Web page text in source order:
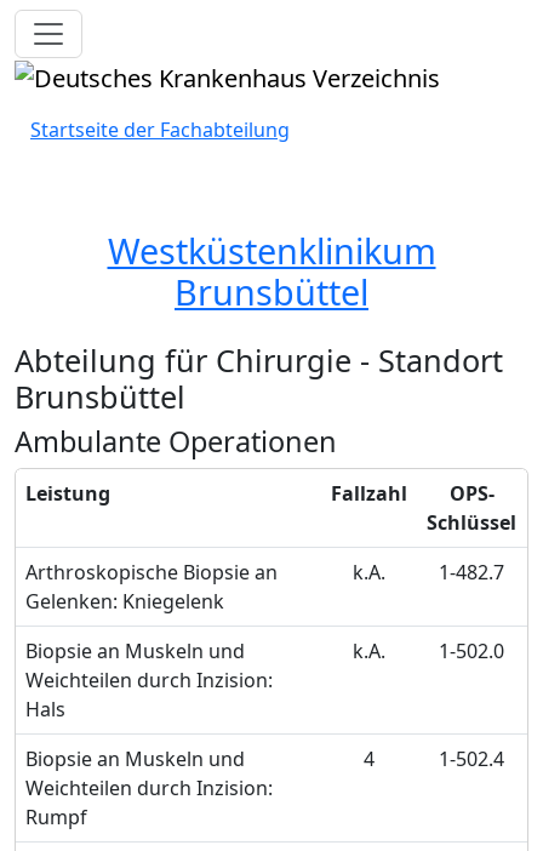
Toggle navigation
Startseite der Fachabteilung
Westküstenklinikum
Brunsbüttel
Abteilung für Chirurgie - Standort
Brunsbüttel
Ambulante Operationen
Leistung Fallzahl
OPS-
Schlüssel
Arthroskopische Biopsie an
Gelenken: Kniegelenk
k.A. 1-482.7
Biopsie an Muskeln und
Weichteilen durch Inzision:
Hals
k.A. 1-502.0
Biopsie an Muskeln und
Weichteilen durch Inzision:
Rumpf
4 1-502.4